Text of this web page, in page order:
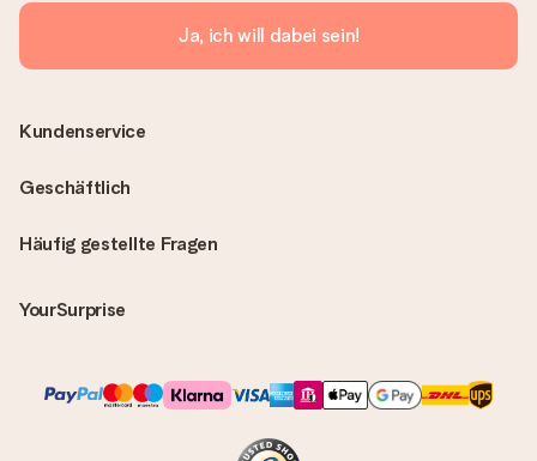
Ja, ich will dabei sein!
Häufig gestellte Fragen
YourSurprise
Kundenservice
Geschäftlich